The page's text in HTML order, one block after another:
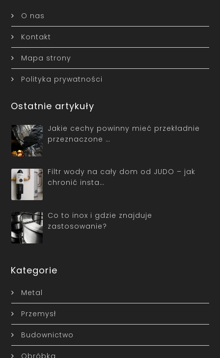
O nas
Kontakt
Mapa strony
Polityka prywatności
Ostatnie artykuły
Jakie cechy powinny mieć przekładnie
przeznaczone …
Filtr wody na cały dom od JUDO – jak
chronić insta…
Co to inox i gdzie znajduje
zastosowanie?
Kategorie
Metal
Przemysł
Budownictwo
Obróbka